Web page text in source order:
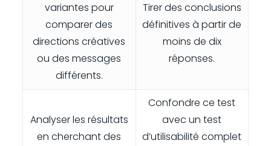
variantes pour
comparer des
directions créatives
ou des messages
différents.
Tirer des conclusions
définitives à partir de
moins de dix
réponses.
Analyser les résultats
en cherchant des
Confondre ce test
avec un test
d’utilisabilité complet